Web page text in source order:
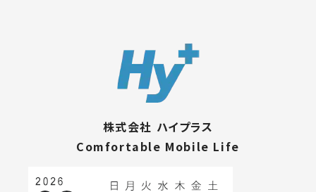
株式会社 ハイプラス
Comfortable Mobile Life